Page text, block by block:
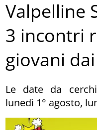
Valpelline
3 incontri
giovani
Le date da
lunedì 1° agosto,